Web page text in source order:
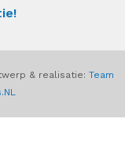
& realisatie: Team